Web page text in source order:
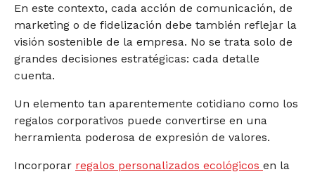
En este contexto, cada acción de comunicación, de
marketing o de fidelización debe también reflejar la
visión sostenible de la empresa. No se trata solo de
grandes decisiones estratégicas: cada detalle
cuenta.
Un elemento tan aparentemente cotidiano como los
regalos corporativos puede convertirse en una
herramienta poderosa de expresión de valores.
Incorporar regalos personalizados ecológicos en la